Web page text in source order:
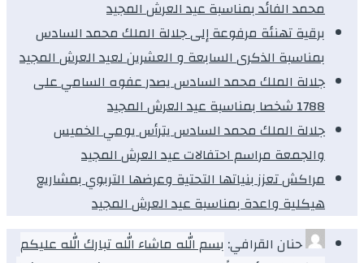
محمد الفائد بمناسبة عيد العرش المجيد
برقية تهنئة مرفوعة إلى جلالة الملك محمد السادس
بمناسبة الذكرى السابعة و العشرين لعيد العرش المجيد
جلالة الملك محمد السادس يصدر عفوه السامي على
1788 شخصا بمناسبة عيد العرش المجيد
جلالة الملك محمد السادس يترأس يومي الخميس
والجمعة مراسم احتفالات عيد العرش المجيد
مراكش تعزز بنياتها التحتية وعرضها التربوي بمشاريع
هيكلية واعدة بمناسبة عيد العرش المجيد
حنان القرافي: بسم الله ماشاء الله تبارك الله عليكم